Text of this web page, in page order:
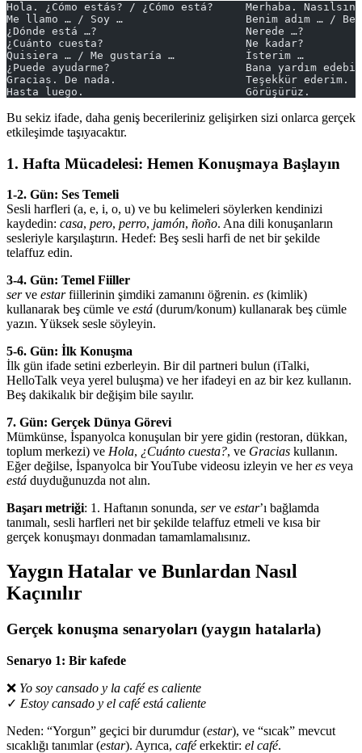
Hola. ¿Cómo estás? / ¿Cómo está?     Merhaba.
Me llamo … / Soy …                   Benim adım … /
¿Dónde está …?                       Nerede …?
¿Cuánto cuesta?                      Ne kadar?
Quisiera … / Me gustaría …           İsterim …
¿Puede ayudarme?                     Bana yardım
Gracias. De nada.                    Teşekkür ederim.
Hasta luego.                         Görüşürüz.
Bu sekiz ifade, daha geniş becerileriniz gelişirken sizi onlarca gerçek
etkileşimde taşıyacaktır.
1. Hafta Mücadelesi: Hemen Konuşmaya Başlayın
1-2. Gün: Ses Temeli
Sesli harfleri (a, e, i, o, u) ve bu kelimeleri söylerken kendinizi
kaydedin: casa, pero, perro, jamón, ñoño. Ana dili konuşanların
sesleriyle karşılaştırın. Hedef: Beş sesli harfi de net bir şekilde
telaffuz edin.
3-4. Gün: Temel Fiiller
serve estarfiillerinin şimdiki zamanını öğrenin. es (kimlik)
kullanarak beş cümle ve está (durum/konum) kullanarak beş cümle
yazın. Yüksek sesle söyleyin.
5-6. Gün: İlk Konuşma
İlk gün ifade setini ezberleyin. Bir dil partneri bulun (iTalki,
HelloTalk veya yerel buluşma) ve her ifadeyi en az bir kez kullanın.
Beş dakikalık bir değişim bile sayılır.
7. Gün: Gerçek Dünya Görevi
Mümkünse, İspanyolca konuşulan bir yere gidin (restoran, dükkan,
toplum merkezi) ve Hola, ¿Cuánto cuesta?, ve Gracias kullanın.
Eğer değilse, İspanyolca bir YouTube videosu izleyin ve heres veya
está duyduğunuzda not alın.
Başarı metriği: 1. Haftanın sonunda, serve estar’ı bağlamda
tanımalı, sesli harfleri net bir şekilde telaffuz etmeli ve kısa bir
gerçek konuşmayı donmadan tamamlamalısınız.
Yaygın Hatalar ve Bunlardan Nasıl
Kaçınılır
Gerçek konuşma senaryoları (yaygın hatalarla)
Senaryo 1: Bir kafede
❌ Yo soy cansado y la café es caliente
✓ Estoy cansado y el café está caliente
Neden: “Yorgun” geçici bir durumdur (estar), ve “sıcak” mevcut
sıcaklığı tanımlar (estar). Ayrıca, caféerkektir: el café.